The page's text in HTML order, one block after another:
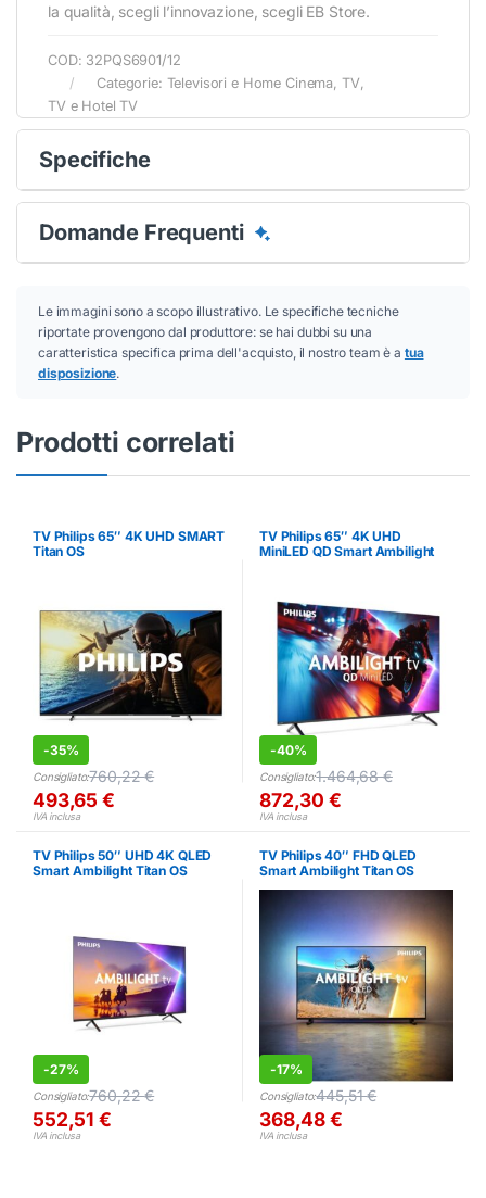
la qualità, scegli l’innovazione, scegli EB Store.
COD: 32PQS6901/12
Categorie: Televisori e Home Cinema TV
TV e Hotel TV
Specifiche
Domande Frequenti
Le immagini sono a scopo illustrativo. Le specifiche tecniche
riportate provengono dal produttore: se hai dubbi su una
caratteristica specifica prima dell'acquisto, il nostro team è a tua
disposizione.
Prodotti correlati
TV Philips 65″ 4K UHD SMART
Titan OS
-35%
Consigliato:760,22€
493,65€
IVA inclusa
TV Philips 65″ 4K UHD
MiniLED QD Smart Ambilight
-40%
Consigliato:1.464,68€
872,30€
IVA inclusa
TV Philips 50″ UHD 4K QLED
Smart Ambilight Titan OS
-27%
Consigliato:760,22€
552,51€
IVA inclusa
TV Philips 40″ FHD QLED
Smart Ambilight Titan OS
-17%
Consigliato:445,51€
368,48€
IVA inclusa